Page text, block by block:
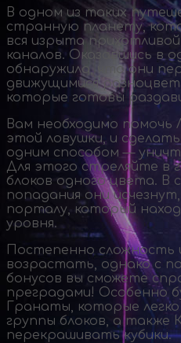
В одном из таких
странную планету,
вся изрыта
каналов. Оказавшись в
обнаружила, что они
движущимися
которые готовы
Вам необходимо помочь
этой ловушки, и
одним способом —
Для этого стреляйте в
блоков одного цвета. В
попадания они
порталу, который
уровня.
Постепенно сложность
возрастать, однако с
бонусов вы сможете
преградами! Особенно
Гранаты, которые
группы блоков, а также
перекрашивать кубики.